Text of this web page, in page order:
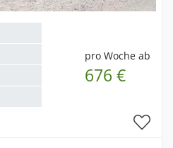
pro Woche ab
676 €